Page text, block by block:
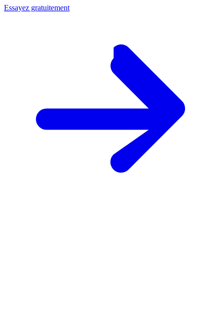
Essayez gratuitement